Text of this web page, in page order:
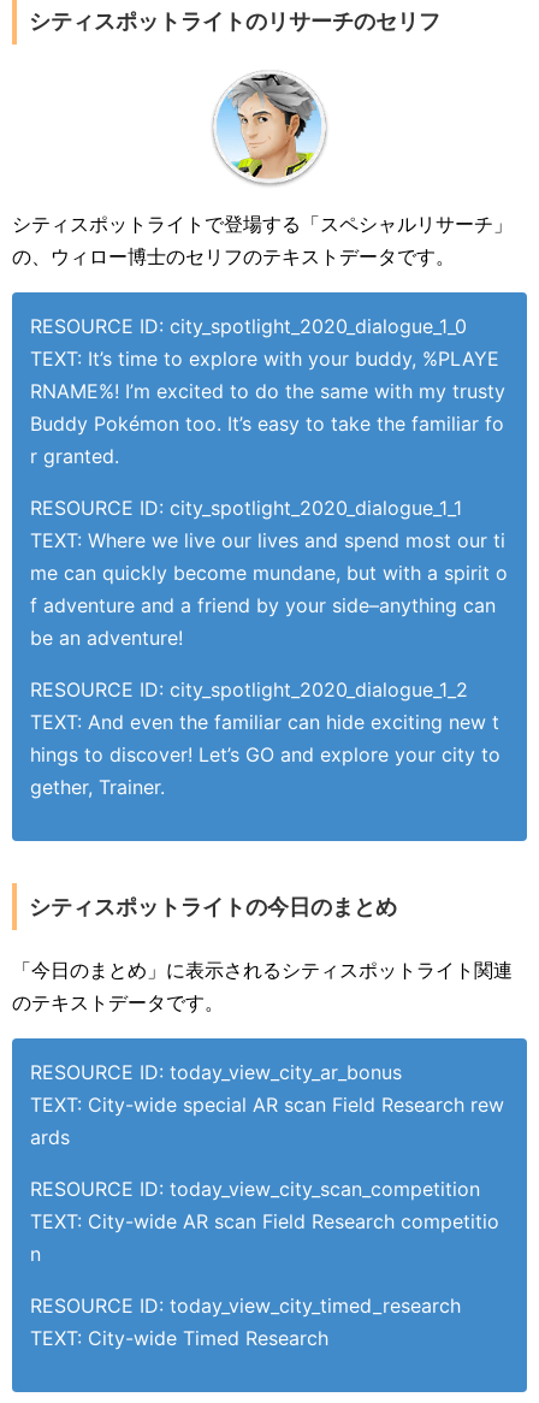
シティスポットライトのリサーチのセリフ
シティスポットライトで登場する「スペシャルリサーチ」
の、ウィロー博士のセリフのテキストデータです。
RESOURCE ID: city_spotlight_2020_dialogue_1_0
TEXT: It’s time to explore with your buddy, %PLAYE
RNAME%! I’m excited to do the same with my trusty
Buddy Pokémon too. It’s easy to take the familiar fo
r granted.
RESOURCE ID: city_spotlight_2020_dialogue_1_1
TEXT: Where we live our lives and spend most our ti
me can quickly become mundane, but with a spirit o
f adventure and a friend by your side–anything can
be an adventure!
RESOURCE ID: city_spotlight_2020_dialogue_1_2
TEXT: And even the familiar can hide exciting new t
hings to discover! Let’s GO and explore your city to
gether, Trainer.
シティスポットライトの今日のまとめ
「今日のまとめ」に表示されるシティスポットライト関連
のテキストデータです。
RESOURCE ID: today_view_city_ar_bonus
TEXT: City-wide special AR scan Field Research rew
ards
RESOURCE ID: today_view_city_scan_competition
TEXT: City-wide AR scan Field Research competitio
n
RESOURCE ID: today_view_city_timed_research
TEXT: City-wide Timed Research